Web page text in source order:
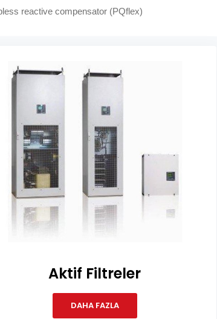
reactive compensator (PQflex)
Aktif Filtreler
DAHA FAZLA